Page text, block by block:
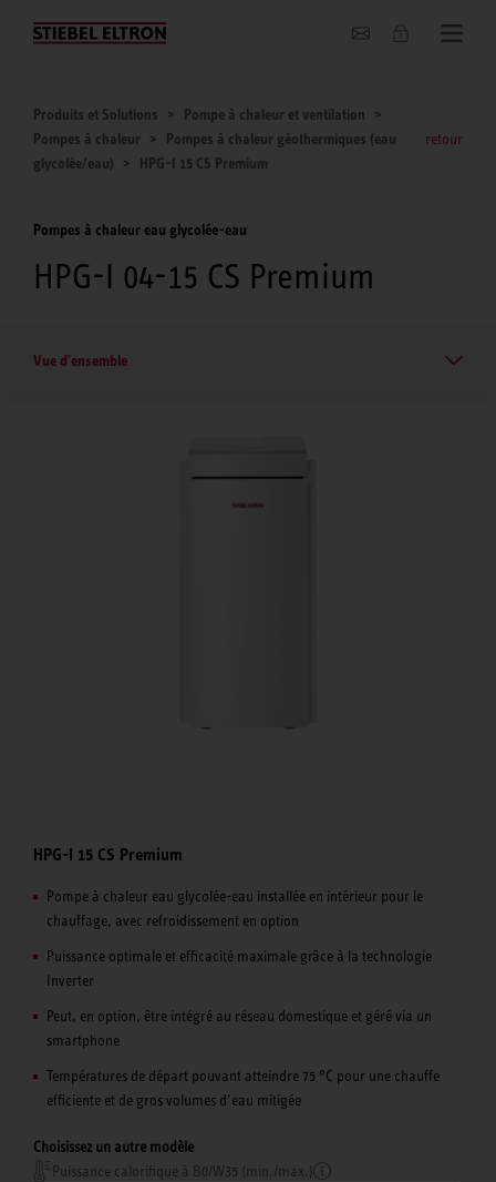
Entreprise
Produits et Solutions
Pompe à chaleur et ventilation
Pompes à chaleur
Pompes à chaleur géothermiques (eau
glycolée/eau)
HPG-I 15 CS Premium
retour
Pompes à chaleur eau glycolée-eau
HPG-I 04-15 CS Premium
Vue d'ensemble
HPG-I 15 CS Premium
Pompe à chaleur eau glycolée-eau installée en intérieur pour le
chauffage, avec refroidissement en option
Puissance optimale et efficacité maximale grâce à la technologie
Inverter
Peut, en option, être intégré au réseau domestique et géré via un
smartphone
Températures de départ pouvant atteindre 75 °C pour une chauffe
efficiente et de gros volumes d’eau mitigée
Choisissez un autre modèle
Puissance calorifique à B0/W35 (min./max.)